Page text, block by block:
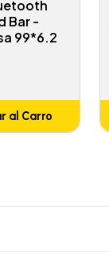
Bar -
99*6.2
al Carro